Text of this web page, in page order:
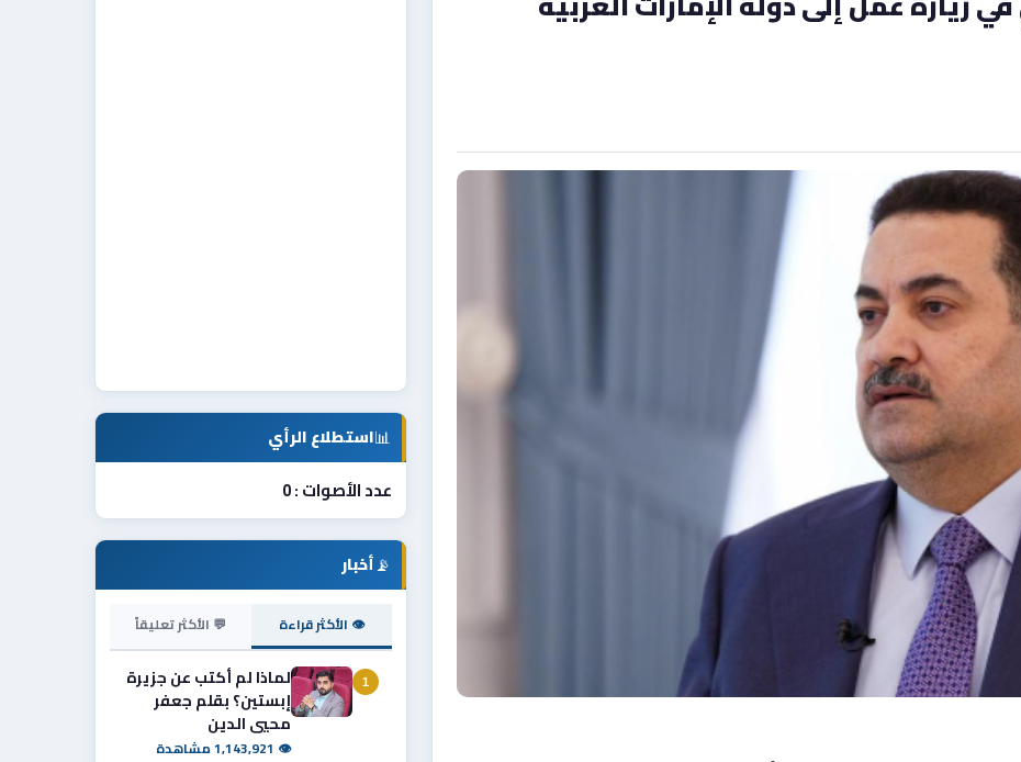
📊استطلاع الرأي
عدد الأصوات : 0
📡أخبار
👁 الأكثر قراءة 💬 الأكثر تعليقاً
1
لماذا لم أكتب عن جزيرة
إبستين؟ بقلم جعفر
محيي الدين
👁 1,143,921 مشاهدة